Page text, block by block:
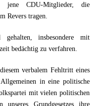
jene CDU-Mitglieder, die
Revers tragen.
insbesondere mit
zeit bedächtig zu verfahren.
verbalem Fehltritt eines
in eine politische
mit vielen politischen
Grundgesetzes ihre